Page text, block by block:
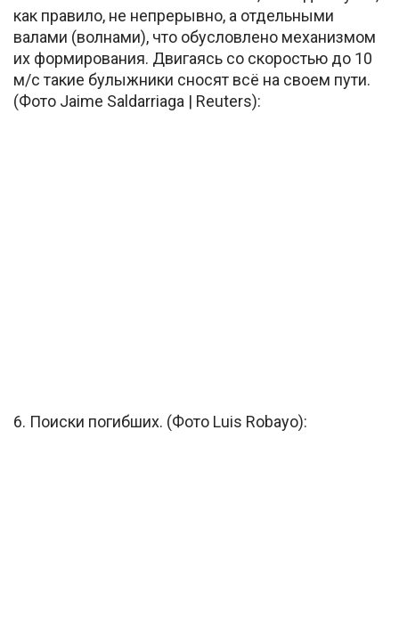
как правило, не непрерывно, а отдельными
валами (волнами), что обусловлено механизмом
их формирования. Двигаясь со скоростью до 10
м/c такие булыжники сносят всё на своем пути.
(Фото Jaime Saldarriaga | Reuters):
6. Поиски погибших. (Фото Luis Robayo):